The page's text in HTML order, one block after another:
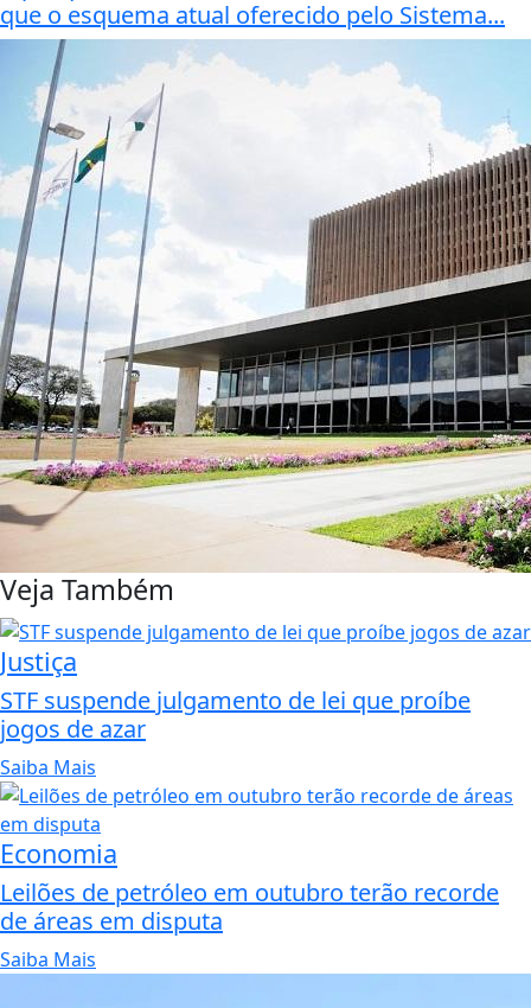
que o esquema atual oferecido pelo Sistema...
Veja Também
Justiça
STF suspende julgamento de lei que proíbe
jogos de azar
Saiba Mais
Economia
Leilões de petróleo em outubro terão recorde
de áreas em disputa
Saiba Mais